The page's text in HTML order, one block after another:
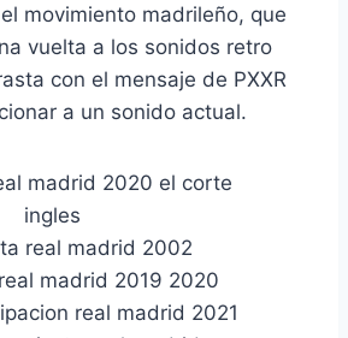
movimiento madrileño, que
vuelta a los sonidos retro
con el mensaje de PXXR
a un sonido actual.